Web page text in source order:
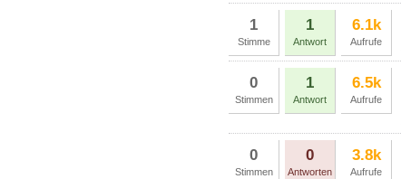
1
Stimme
1
Antwort
6.1k
Aufrufe
0
Stimmen
1
Antwort
6.5k
Aufrufe
0
Stimmen
0
Antworten
3.8k
Aufrufe